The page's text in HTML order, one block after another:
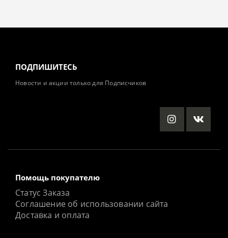
ПОДПИШИТЕСЬ
Новости и акции только для Подписчиков
Помощь покупателю
Статус Заказа
Соглашение об использовании сайта
Доставка и оплата